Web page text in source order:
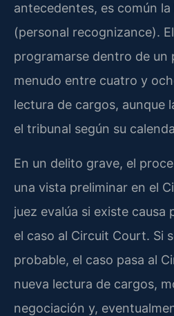
antecedentes, es común
(personal recognizance).
programarse dentro de un
menudo entre cuatro y
lectura de cargos, aunque
el tribunal según su
En un delito grave, el
una vista preliminar en el
juez evalúa si existe causa
el caso al Circuit Court. Si
probable, el caso pasa al
nueva lectura de cargos,
negociación y,